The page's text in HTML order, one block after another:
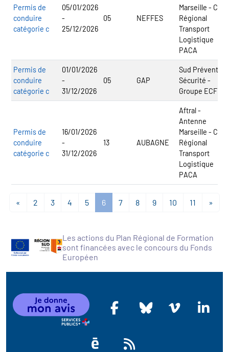
Permis de
conduire
catégorie c
05/01/2026
-
25/12/2026
05 NEFFES
Marseille - CFA
Régional
Transport
Logistique
PACA
Permis de
conduire
catégorie c
01/01/2026
-
31/12/2026
05 GAP
Sud Prévention
Sécurité -
Groupe ECF
Permis de
conduire
catégorie c
16/01/2026
-
31/12/2026
13 AUBAGNE
Aftral -
Antenne
Marseille - CFA
Régional
Transport
Logistique
PACA
« 2 3 4 5 6 7 8 9 10 11 »
Les actions du Plan Régional de Formation
sont financées avec le concours du Fonds
Européen